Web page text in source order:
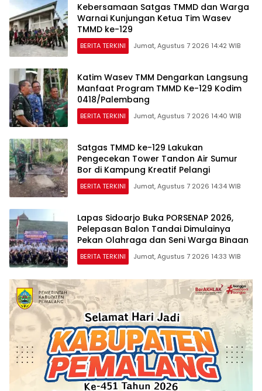
Kebersamaan Satgas TMMD dan Warga
Warnai Kunjungan Ketua Tim Wasev
TMMD ke-129
BERITA TERKINI Jumat, Agustus 7 2026 14:42 WIB
Katim Wasev TMM Dengarkan Langsung
Manfaat Program TMMD Ke-129 Kodim
0418/Palembang
BERITA TERKINI Jumat, Agustus 7 2026 14:40 WIB
Satgas TMMD ke-129 Lakukan
Pengecekan Tower Tandon Air Sumur
Bor di Kampung Kreatif Pelangi
BERITA TERKINI Jumat, Agustus 7 2026 14:34 WIB
Lapas Sidoarjo Buka PORSENAP 2026,
Pelepasan Balon Tandai Dimulainya
Pekan Olahraga dan Seni Warga Binaan
BERITA TERKINI Jumat, Agustus 7 2026 14:33 WIB